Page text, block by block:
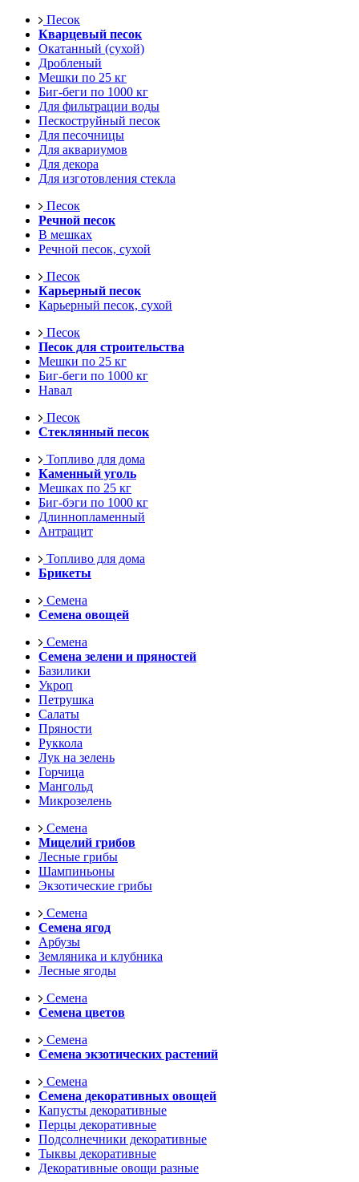
Песок
Кварцевый песок
Окатанный (сухой)
Дробленый
Мешки по 25 кг
Биг-беги по 1000 кг
Для фильтрации воды
Пескоструйный песок
Для песочницы
Для аквариумов
Для декора
Для изготовления стекла
Песок
Речной песок
В мешках
Речной песок, сухой
Песок
Карьерный песок
Карьерный песок, сухой
Песок
Песок для строительства
Мешки по 25 кг
Биг-беги по 1000 кг
Навал
Песок
Стеклянный песок
Топливо для дома
Каменный уголь
Мешках по 25 кг
Биг-бэги по 1000 кг
Длиннопламенный
Антрацит
Топливо для дома
Брикеты
Семена
Семена овощей
Семена
Семена зелени и пряностей
Базилики
Укроп
Петрушка
Салаты
Пряности
Руккола
Лук на зелень
Горчица
Мангольд
Микрозелень
Семена
Мицелий грибов
Лесные грибы
Шампиньоны
Экзотические грибы
Семена
Семена ягод
Арбузы
Земляника и клубника
Лесные ягоды
Семена
Семена цветов
Семена
Семена экзотических растений
Семена
Семена декоративных овощей
Капусты декоративные
Перцы декоративные
Подсолнечники декоративные
Тыквы декоративные
Декоративные овощи разные